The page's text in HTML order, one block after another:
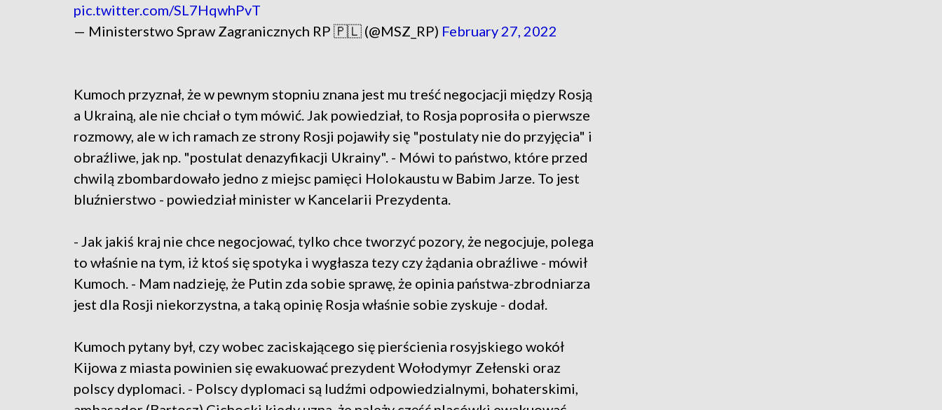
pic.twitter.com/SL7HqwhPvT
— Ministerstwo Spraw Zagranicznych RP 🇵🇱 (@MSZ_RP) February 27, 2022
Kumoch przyznał, że w pewnym stopniu znana jest mu treść negocjacji między Rosją
a Ukrainą, ale nie chciał o tym mówić. Jak powiedział, to Rosja poprosiła o pierwsze
rozmowy, ale w ich ramach ze strony Rosji pojawiły się "postulaty nie do przyjęcia" i
obraźliwe, jak np. "postulat denazyfikacji Ukrainy". - Mówi to państwo, które przed
chwilą zbombardowało jedno z miejsc pamięci Holokaustu w Babim Jarze. To jest
bluźnierstwo - powiedział minister w Kancelarii Prezydenta.
- Jak jakiś kraj nie chce negocjować, tylko chce tworzyć pozory, że negocjuje, polega
to właśnie na tym, iż ktoś się spotyka i wygłasza tezy czy żądania obraźliwe - mówił
Kumoch. - Mam nadzieję, że Putin zda sobie sprawę, że opinia państwa-zbrodniarza
jest dla Rosji niekorzystna, a taką opinię Rosja właśnie sobie zyskuje - dodał.
Kumoch pytany był, czy wobec zaciskającego się pierścienia rosyjskiego wokół
Kijowa z miasta powinien się ewakuować prezydent Wołodymyr Zełenski oraz
polscy dyplomaci. - Polscy dyplomaci są ludźmi odpowiedzialnymi, bohaterskimi,